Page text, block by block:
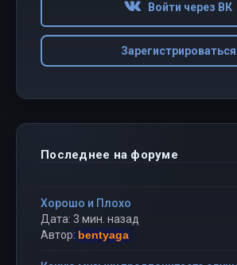
Войти через ВК
Зарегистрироваться
Последнее на форуме
Хорошо и Плохо
Дата: 3 мин. назад
Автор: bentyaga